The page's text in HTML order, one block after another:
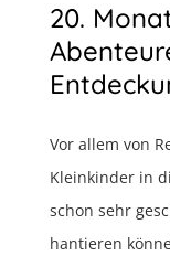
20.
Vor allem von
Kleinkinder in
schon sehr
hantieren